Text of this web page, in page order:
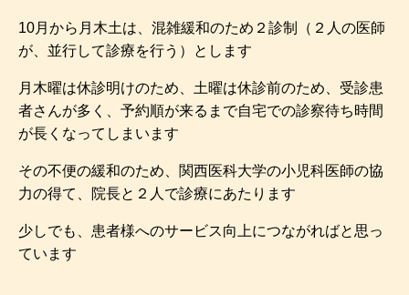
10月から月木土は、混雑緩和のため２診制（２人の医師
が、並行して診療を行う）とします
月木曜は休診明けのため、土曜は休診前のため、受診患
者さんが多く、予約順が来るまで自宅での診察待ち時間
が長くなってしまいます
その不便の緩和のため、関西医科大学の小児科医師の協
力の得て、院長と２人で診療にあたります
少しでも、患者様へのサービス向上につながればと思っ
ています